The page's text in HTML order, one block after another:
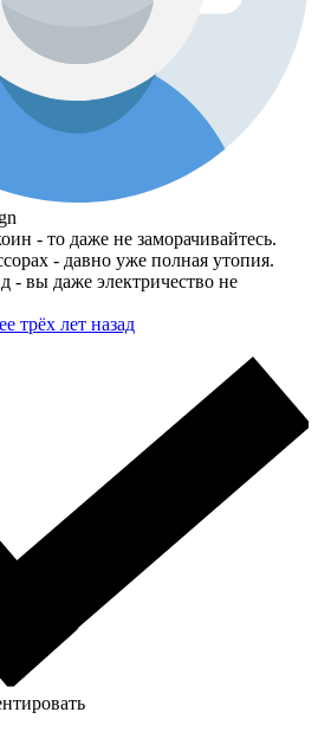
- то даже не заморачивайтесь.
- давно уже полная утопия.
- вы даже электричество не
трёх лет назад